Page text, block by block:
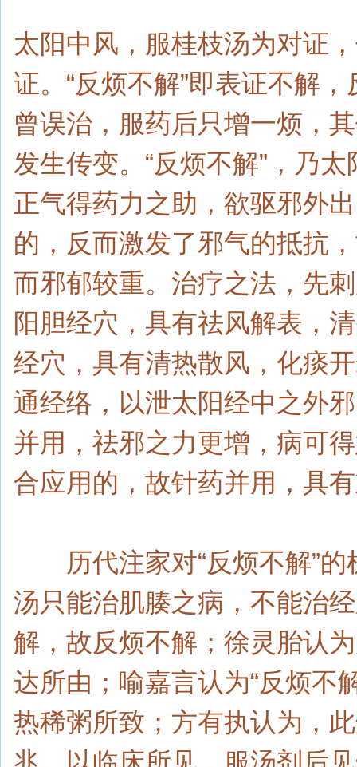
太阳中风，服桂枝汤为对证
证。“反烦不解”即表证不解
曾误治，服药后只增一烦，
发生传变。“反烦不解”，乃
正气得药力之助，欲驱邪外
的，反而激发了邪气的抵抗
而邪郁较重。治疗之法，先
阳胆经穴，具有祛风解表，
经穴，具有清热散风，化痰
通经络，以泄太阳经中之外
并用，祛邪之力更增，病可
合应用的，故针药并用，具
历代注家对“反烦不解”的
汤只能治肌腠之病，不能治
解，故反烦不解；徐灵胎认
达所由；喻嘉言认为“反烦不
热稀粥所致；方有执认为，